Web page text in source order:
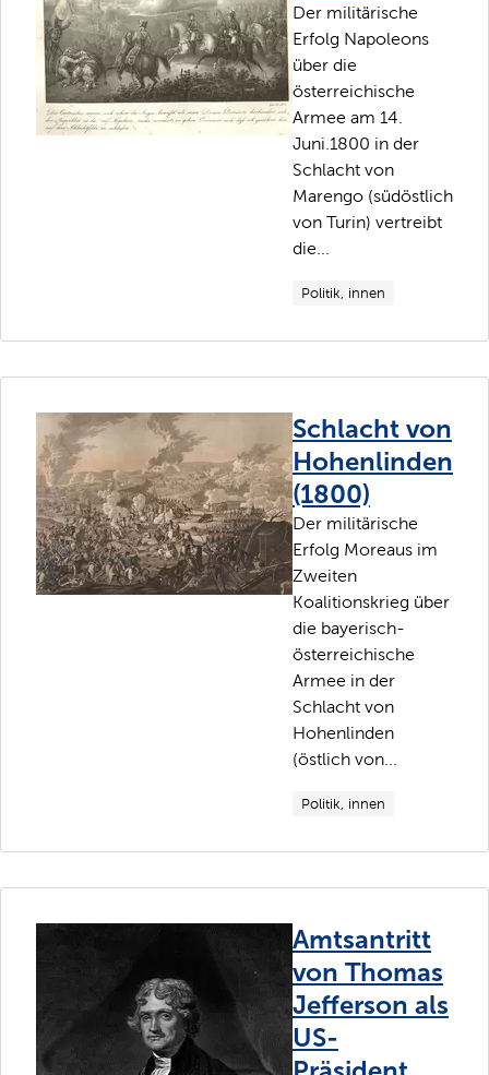
Der militärische
Erfolg Napoleons
über die
österreichische
Armee am 14.
Juni.1800 in der
Schlacht von
Marengo (südöstlich
von Turin) vertreibt
die...
Politik, innen
Schlacht von
Hohenlinden
(1800)
Der militärische
Erfolg Moreaus im
Zweiten
Koalitionskrieg über
die bayerisch-
österreichische
Armee in der
Schlacht von
Hohenlinden
(östlich von...
Politik, innen
Amtsantritt
von Thomas
Jefferson als
US-